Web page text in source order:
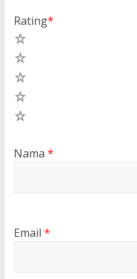
Rating*
Nama *
Email *